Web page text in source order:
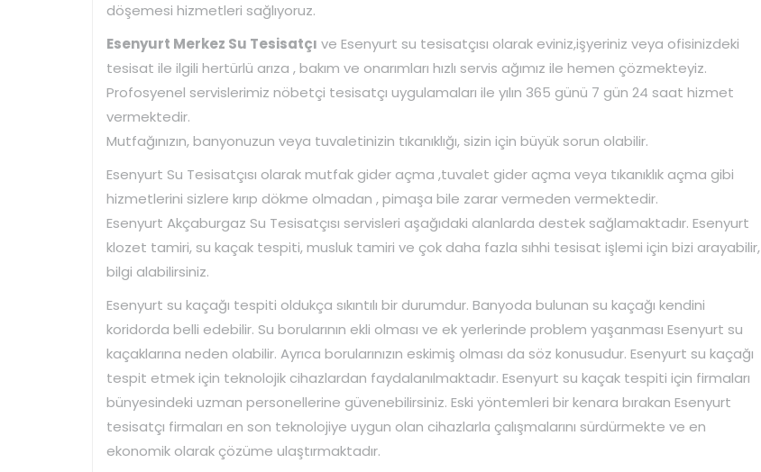
döşemesi hizmetleri sağlıyoruz.
Esenyurt Merkez Su Tesisatçı ve Esenyurt su tesisatçısı olarak eviniz,işyeriniz veya ofisinizdeki
tesisat ile ilgili hertürlü arıza , bakım ve onarımları hızlı servis ağımız ile hemen çözmekteyiz.
Profosyenel servislerimiz nöbetçi tesisatçı uygulamaları ile yılın 365 günü 7 gün 24 saat hizmet
vermektedir.
Mutfağınızın, banyonuzun veya tuvaletinizin tıkanıklığı, sizin için büyük sorun olabilir.
Esenyurt Su Tesisatçısı olarak mutfak gider açma ,tuvalet gider açma veya tıkanıklık açma gibi
hizmetlerini sizlere kırıp dökme olmadan , pimaşa bile zarar vermeden vermektedir.
Esenyurt Akçaburgaz Su Tesisatçısı servisleri aşağıdaki alanlarda destek sağlamaktadır. Esenyurt
klozet tamiri, su kaçak tespiti, musluk tamiri ve çok daha fazla sıhhi tesisat işlemi için bizi arayabilir,
bilgi alabilirsiniz.
Esenyurt su kaçağı tespiti oldukça sıkıntılı bir durumdur. Banyoda bulunan su kaçağı kendini
koridorda belli edebilir. Su borularının ekli olması ve ek yerlerinde problem yaşanması Esenyurt su
kaçaklarına neden olabilir. Ayrıca borularınızın eskimiş olması da söz konusudur. Esenyurt su kaçağı
tespit etmek için teknolojik cihazlardan faydalanılmaktadır. Esenyurt su kaçak tespiti için firmaları
bünyesindeki uzman personellerine güvenebilirsiniz. Eski yöntemleri bir kenara bırakan Esenyurt
tesisatçı firmaları en son teknolojiye uygun olan cihazlarla çalışmalarını sürdürmekte ve en
ekonomik olarak çözüme ulaştırmaktadır.